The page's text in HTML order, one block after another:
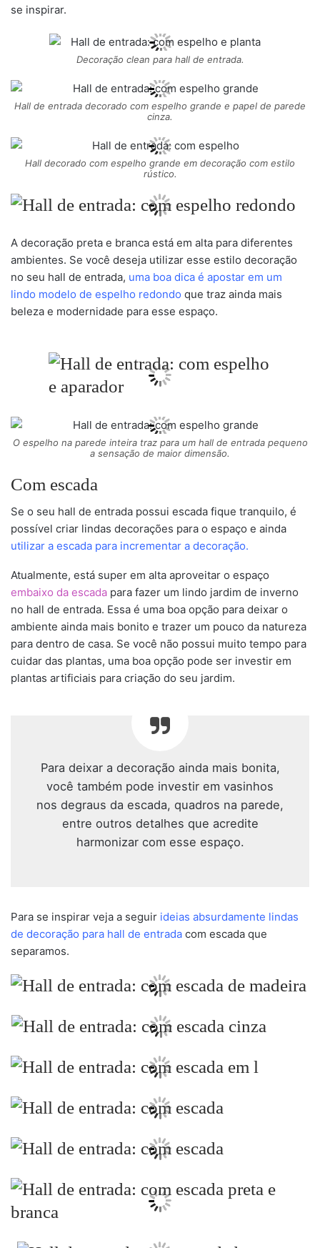
se inspirar.
Decoração clean para hall de entrada.
Hall de entrada decorado com espelho grande e papel de parede
cinza.
Hall decorado com espelho grande em decoração com estilo
rústico.
A decoração preta e branca está em alta para diferentes
ambientes. Se você deseja utilizar esse estilo decoração
no seu hall de entrada, uma boa dica é apostar em um
lindo modelo de espelho redondo que traz ainda mais
beleza e modernidade para esse espaço.
O espelho na parede inteira traz para um hall de entrada pequeno
a sensação de maior dimensão.
Com escada
Se o seu hall de entrada possui escada fique tranquilo, é
possível criar lindas decorações para o espaço e ainda
utilizar a escada para incrementar a decoração.
Atualmente, está super em alta aproveitar o espaço
embaixo da escada para fazer um lindo jardim de inverno
no hall de entrada. Essa é uma boa opção para deixar o
ambiente ainda mais bonito e trazer um pouco da natureza
para dentro de casa. Se você não possui muito tempo para
cuidar das plantas, uma boa opção pode ser investir em
plantas artificiais para criação do seu jardim.
Para deixar a decoração ainda mais bonita,
você também pode investir em vasinhos
nos degraus da escada, quadros na parede,
entre outros detalhes que acredite
harmonizar com esse espaço.
Para se inspirar veja a seguir ideias absurdamente lindas
de decoração para hall de entrada com escada que
separamos.